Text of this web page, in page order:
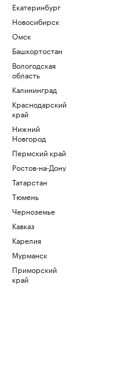
Екатеринбург
Новосибирск
Омск
Башкортостан
Вологодская
область
Калининград
Краснодарский
край
Нижний
Новгород
Пермский край
Ростов-на-Дону
Татарстан
Тюмень
Черноземье
Кавказ
Карелия
Мурманск
Приморский
край